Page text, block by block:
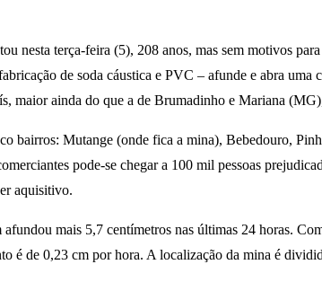
nesta terça-feira (5), 208 anos, mas sem motivos
de soda cáustica e PVC – afunde e abra
ainda do que a de Brumadinho e Mariana
bairros: Mutange (onde fica a mina), Bebedouro,
pode-se chegar a 100 mil pessoas
aquisitivo.
mais 5,7 centímetros nas últimas 24 horas.
é de 0,23 cm por hora. A localização da mina é